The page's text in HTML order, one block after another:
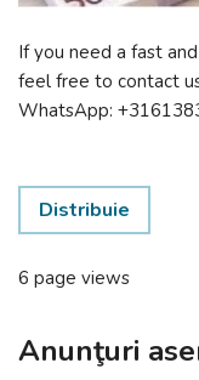
If you need a fast
feel free to contact
WhatsApp:
Distribuie
6 page views
Anunţuri